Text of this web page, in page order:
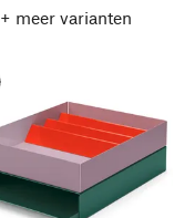
+ meer varianten